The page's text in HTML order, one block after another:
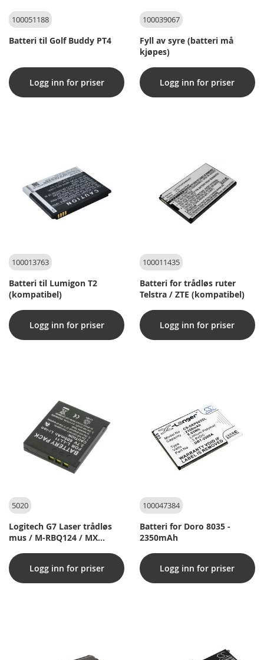
100051188
Batteri til Golf Buddy PT4
Logg inn for priser
100039067
Fyll av syre (batteri må
kjøpes)
Logg inn for priser
100013763
Batteri til Lumigon T2
(kompatibel)
Logg inn for priser
100011435
Batteri for trådløs ruter
Telstra / ZTE (kompatibel)
Logg inn for priser
5020
Logitech G7 Laser trådløs
mus / M-RBQ124 / MX
Logg inn for priser
100047384
Batteri for Doro 8035 -
2350mAh
Logg inn for priser